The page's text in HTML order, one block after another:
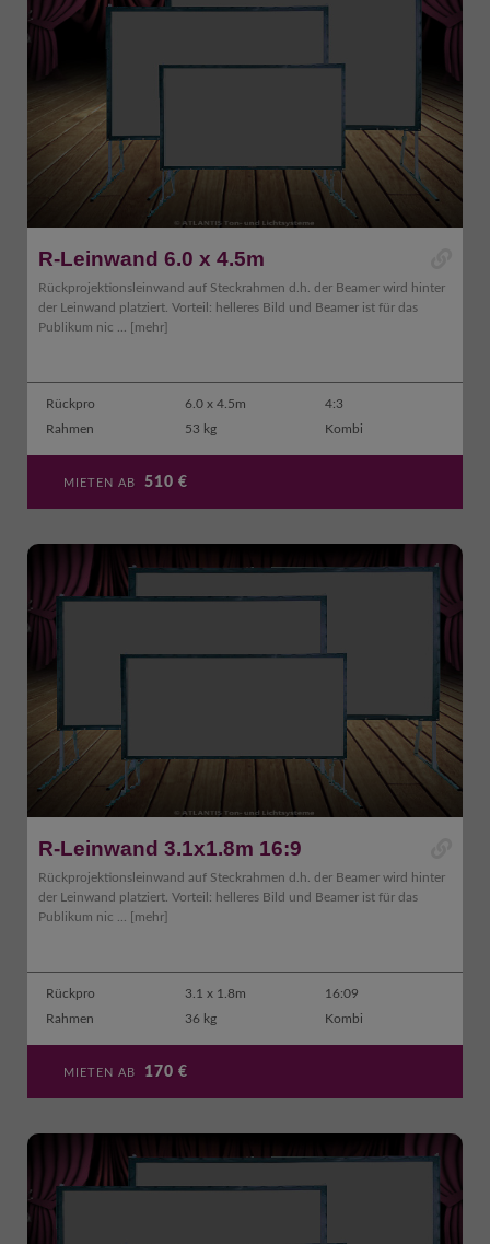
R-Leinwand 6.0 x 4.5m
Rückprojektionsleinwand auf Steckrahmen d.h. der Beamer wird hinter
der Leinwand platziert. Vorteil: helleres Bild und Beamer ist für das
Publikum nic ...
[mehr]
Rückpro 6.0 x 4.5m
4:3
Rahmen
53 kg Kombi
MIETEN AB 510 €
R-Leinwand 3.1x1.8m 16:9
Rückprojektionsleinwand auf Steckrahmen d.h. der Beamer wird hinter
der Leinwand platziert. Vorteil: helleres Bild und Beamer ist für das
Publikum nic ...
[mehr]
Rückpro 3.1 x 1.8m
16:09
Rahmen
36 kg Kombi
MIETEN AB 170 €